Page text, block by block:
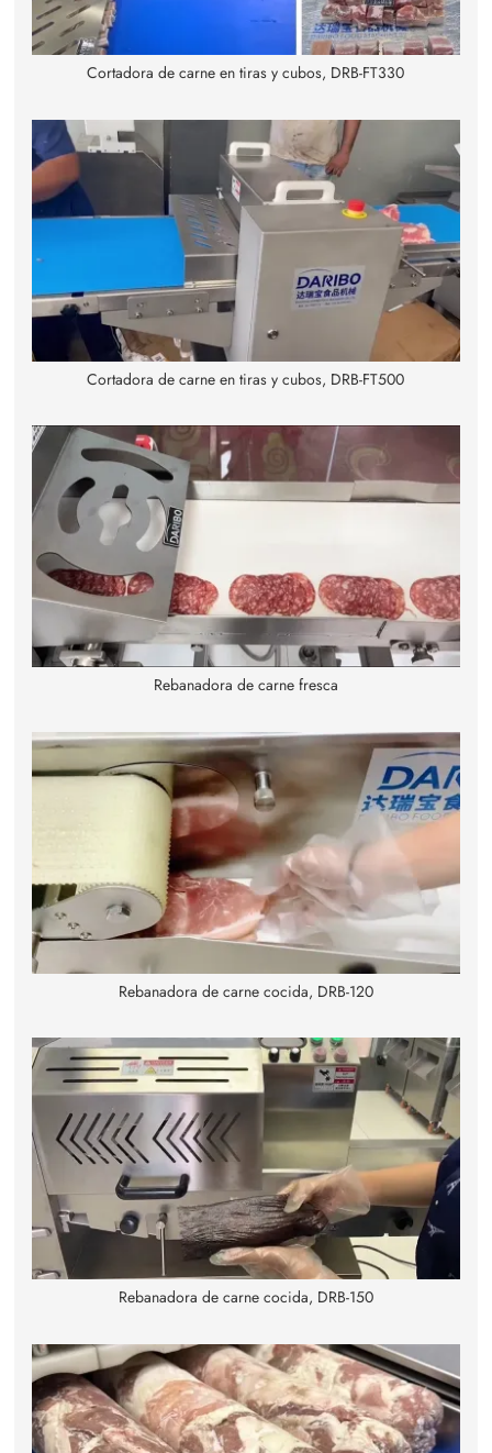
Cortadora de carne en tiras y cubos, DRB-FT330
Cortadora de carne en tiras y cubos, DRB-FT500
Rebanadora de carne fresca
Rebanadora de carne cocida, DRB-120
Rebanadora de carne cocida, DRB-150